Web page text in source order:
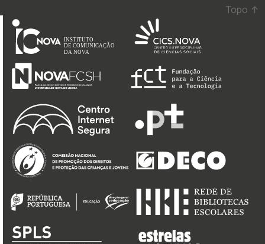
Topo ↑